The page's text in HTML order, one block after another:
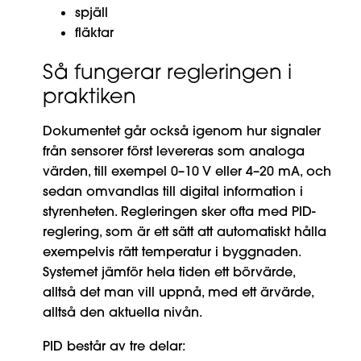
spjäll
fläktar
Så fungerar regleringen i
praktiken
Dokumentet går också igenom hur signaler
från sensorer först levereras som analoga
värden, till exempel 0–10 V eller 4–20 mA, och
sedan omvandlas till digital information i
styrenheten. Regleringen sker ofta med PID-
reglering, som är ett sätt att automatiskt hålla
exempelvis rätt temperatur i byggnaden.
Systemet jämför hela tiden ett börvärde,
alltså det man vill uppnå, med ett ärvärde,
alltså den aktuella nivån.
PID består av tre delar: